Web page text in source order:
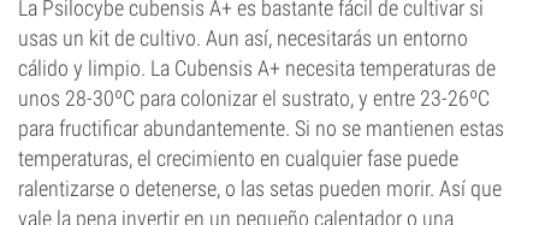
La Psilocybe cubensis A+ es bastante fácil de cultivar si
usas un kit de cultivo. Aun así, necesitarás un entorno
cálido y limpio. La Cubensis A+ necesita temperaturas de
unos 28-30ºC para colonizar el sustrato, y entre 23-26ºC
para fructificar abundantemente. Si no se mantienen estas
temperaturas, el crecimiento en cualquier fase puede
ralentizarse o detenerse, o las setas pueden morir. Así que
vale la pena invertir en un pequeño calentador o una